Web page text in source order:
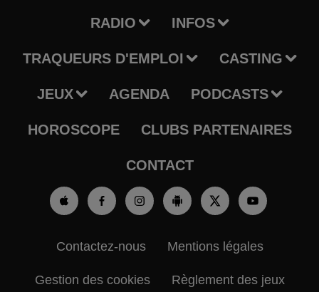
RADIO INFOS
TRAQUEURS D'EMPLOI CASTING
JEUX AGENDA PODCASTS
HOROSCOPE CLUBS PARTENAIRES
CONTACT
Contactez-nous Mentions légales
Gestion des cookies Règlement des jeux